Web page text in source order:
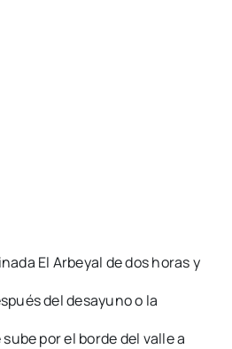
El Arbeyal de dos horas y
del desayuno o la
por el borde del valle a